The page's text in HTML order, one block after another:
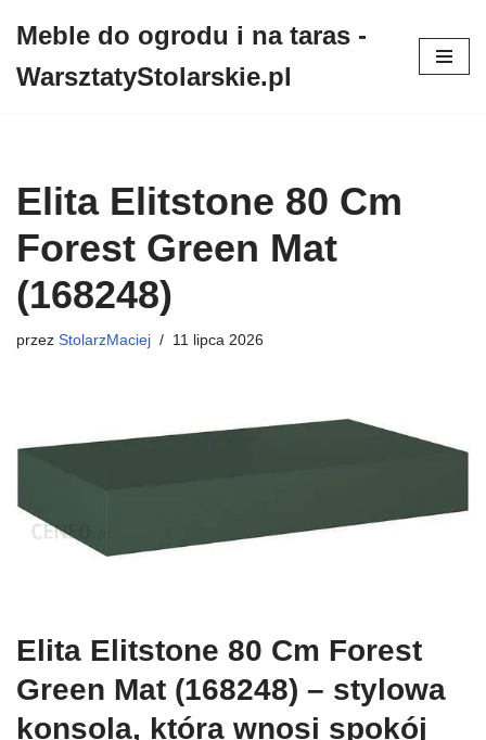
do
Meble do ogrodu i na taras -
WarsztatyStolarskie.pl
Elita Elitstone 80 Cm
Forest Green Mat
(168248)
przez StolarzMaciej 11 lipca 2026
Elita Elitstone 80 Cm Forest
Green Mat (168248) – stylowa
konsola, która wnosi spokój